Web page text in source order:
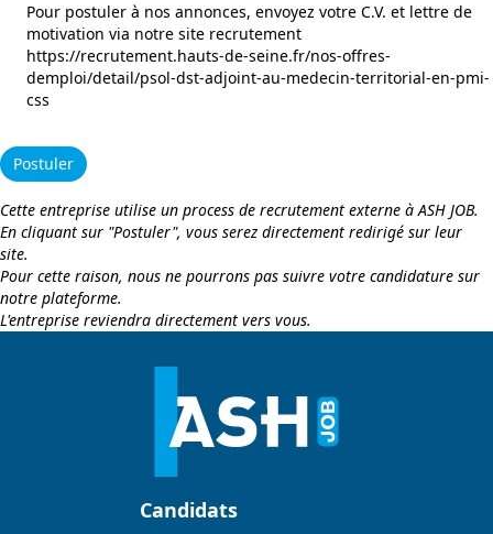
Pour postuler à nos annonces, envoyez votre C.V. et lettre de
motivation via notre site recrutement
https://recrutement.hauts-de-seine.fr/nos-offres-
demploi/detail/psol-dst-adjoint-au-medecin-territorial-en-pmi-
css
Postuler
Cette entreprise utilise un process de recrutement externe à ASH JOB.
En cliquant sur "Postuler", vous serez directement redirigé sur leur
site.
Pour cette raison, nous ne pourrons pas suivre votre candidature sur
notre plateforme.
L'entreprise reviendra directement vers vous.
Candidats